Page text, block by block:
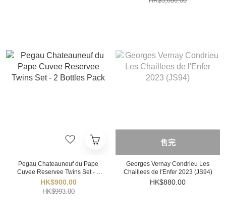
Pegau Chateauneuf du Pape
Cuvee Reservee Twins Set - 2
Bottles Pack
HK$900.00
HK$993.00
售完
Georges Vernay Condrieu Les
Chaillees de l'Enfer 2023 (JS94)
HK$880.00